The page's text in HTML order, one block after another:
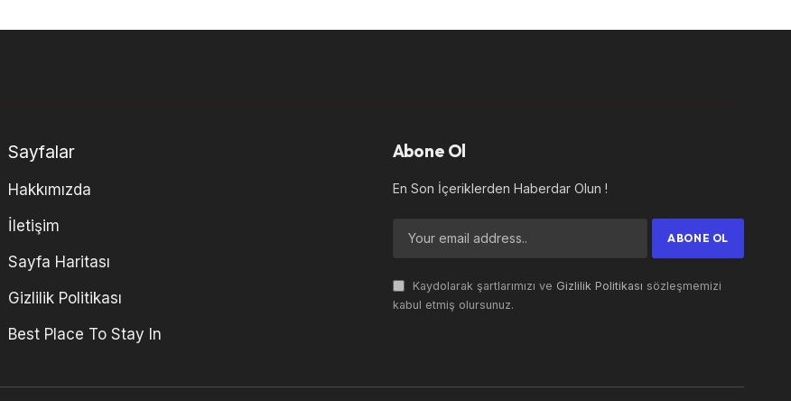
Sayfalar
Hakkımızda
İletişim
Sayfa Haritası
Gizlilik Politikası
Best Place To Stay In
Abone Ol
En Son İçeriklerden Haberdar Olun !
Kaydolarak şartlarımızı ve Gizlilik Politikası sözleşmemizi
kabul etmiş olursunuz.